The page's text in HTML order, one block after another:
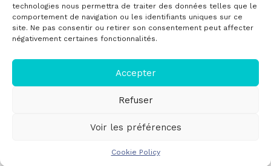
technologies nous permettra de traiter des données telles que le
comportement de navigation ou les identifiants uniques sur ce
site. Ne pas consentir ou retirer son consentement peut affecter
négativement certaines fonctionnalités.
Accepter
Refuser
Voir les préférences
Cookie Policy
© CRDM Developpements 2022
Soumettre un bug ou une amélioration